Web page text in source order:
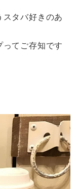
スタバ好きのあ
ってご存知です